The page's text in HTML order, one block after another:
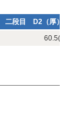
二段目 D2（厚）
60.5(3)